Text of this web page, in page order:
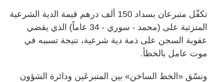
تكفّل متبرعان بسداد 150 ألف درهم قيمة الدية الشرعية
المترتبة على (محمد - سوري - 34 عاماً) الذي يقضي
عقوبة السجن على ذمة دية شرعية، نتيجة تسببه في
موت عامل بالخطأ.
ونسّق «الخط الساخن» بين المتبرعَين ودائرة الشؤون